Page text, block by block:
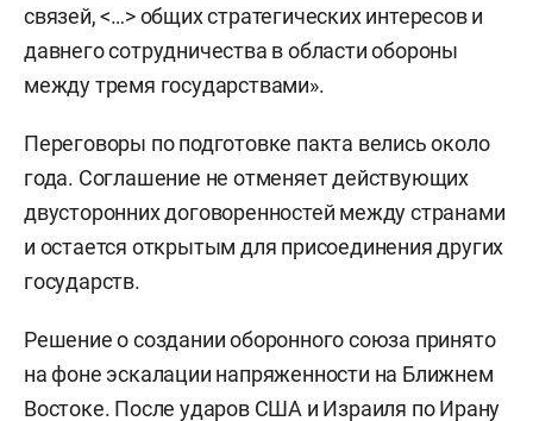
связей, <…> общих стратегических интересов и
давнего сотрудничества в области обороны
между тремя государствами».
Переговоры по подготовке пакта велись около
года. Соглашение не отменяет действующих
двусторонних договоренностей между странами
и остается открытым для присоединения других
государств.
Решение о создании оборонного союза принято
на фоне эскалации напряженности на Ближнем
Востоке. После ударов США и Израиля по Ирану